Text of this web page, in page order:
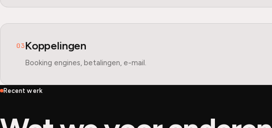
03Koppelingen
Booking engines, betalingen, e-mail.
Recent werk